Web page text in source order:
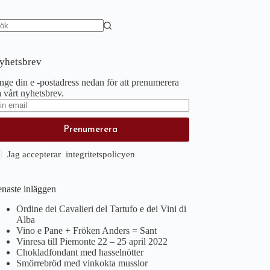
din e -postadress nedan för att prenumerera
vårt nyhetsbrev.
Prenumerera
Jag accepterar integritetspolicyen
inläggen
Ordine dei Cavalieri del Tartufo e dei Vini di
Alba
Vino e Pane + Fröken Anders = Sant
Vinresa till Piemonte 22 – 25 april 2022
Chokladfondant med hasselnötter
Smörrebröd med vinkokta musslor